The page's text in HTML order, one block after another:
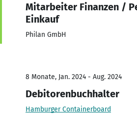
Mitarbeiter Finanzen /
Einkauf
Philan GmbH
8 Monate, Jan. 2024 - Aug. 2024
Debitorenbuchhalter
Hamburger Containerboard